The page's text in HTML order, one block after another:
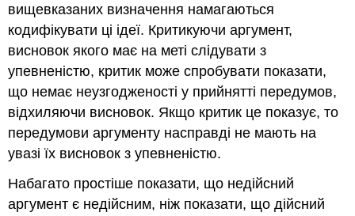
вищевказаних визначення намагаються
кодифікувати ці ідеї. Критикуючи аргумент,
висновок якого має на меті слідувати з
упевненістю, критик може спробувати показати,
що немає неузгодженості у прийнятті передумов,
відхиляючи висновок. Якщо критик це показує, то
передумови аргументу насправді не мають на
увазі їх висновок з упевненістю.
Набагато простіше показати, що недійсний
аргумент є недійсним, ніж показати, що дійсний